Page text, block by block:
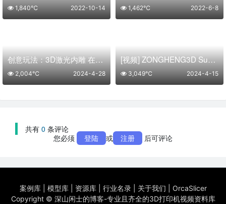
2022-10-14
1,840℃ 2022-6-8
1,462℃
创意玩法：3D激光内雕 在玻璃体内构成绚丽多姿的立体图像
2024-4-28
2,004℃
[视频] ZONGHENG3D Super Maker DM-200：自上而下的DLP 3D打印机
2024-4-15
3,049℃
共有 0 条评论
您必须 登陆 或 注册 后可评论
案例库| 模型库| 资源库| 行业名录| 关于我们
OrcaSlicer
Copyright © 深山闲士的博客-专业且齐全的3D打印机视频资料库